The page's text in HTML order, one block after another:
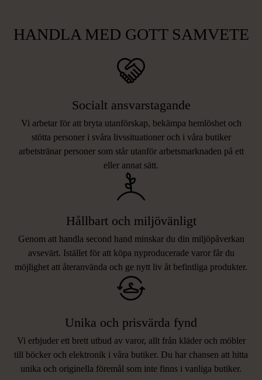
HANDLA MED GOTT SAMVETE
Socialt ansvarstagande
Vi arbetar för att bryta utanförskap, bekämpa hemlöshet och
stötta personer i svåra livssituationer och i våra butiker
arbetstränar personer som står utanför arbetsmarknaden på ett
eller annat sätt.
Hållbart och miljövänligt
Genom att handla second hand minskar du din miljöpåverkan
avsevärt. Istället för att köpa nyproducerade varor får du
möjlighet att återanvända och ge nytt liv åt befintliga produkter.
Unika och prisvärda fynd
Vi erbjuder ett brett utbud av varor, allt från kläder och möbler
till böcker och elektronik i våra butiker. Du har chansen att hitta
unika och originella föremål som inte finns i vanliga butiker.
LIKNANDE PRODUKTER
Hitta produkter som påminner om denna